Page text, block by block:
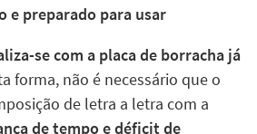
realiza-se seguindo um
com tecnologia laser de alta
o utilizador recebe o carimbo